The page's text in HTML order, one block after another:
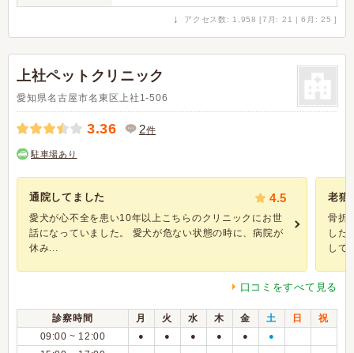
↓ アクセス数: 1,958 [7月: 21 | 6月: 25 ]
上社ペットクリニック
愛知県名古屋市名東区上社1-506
3.36 2件
駐車場あり
通院してました 4.5
愛犬が心不全を患い10年以上こちらのクリニックにお世
話になっていました。 愛犬が危ない状態の時に、病院が
休み...
老猫
骨折
した
して
口コミをすべて見る
診察時間 月 火 水 木 金 土 日
祝
09:00 ~ 12:00
● ● ● ● ● ●